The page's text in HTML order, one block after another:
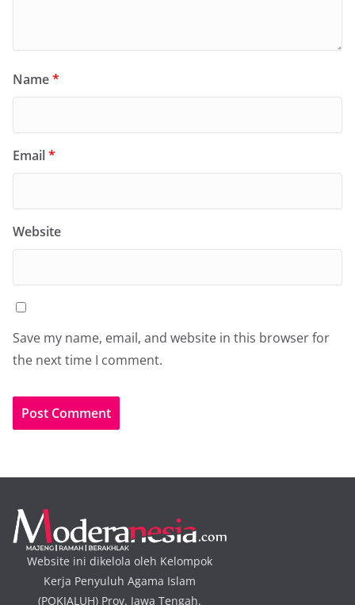
Name*
Email*
Website
Save my name, email, and website in this browser for
the next time I comment.
Website ini dikelola oleh Kelompok
Kerja Penyuluh Agama Islam
(POKJALUH) Prov. Jawa Tengah.